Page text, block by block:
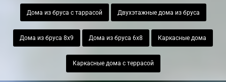
Дома из бруса с таррасой Двухэтажные дома из бруса
Дома из бруса 8х9 Дома из бруса 6х8 Каркасные дома
Каркасные дома с террасой